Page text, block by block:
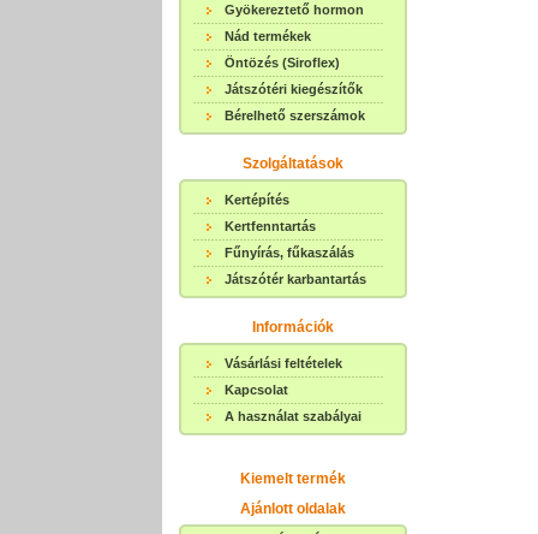
Gyökereztető hormon
Nád termékek
Öntözés (Siroflex)
Játszótéri kiegészítők
Bérelhető szerszámok
Szolgáltatások
Kertépítés
Kertfenntartás
Fűnyírás, fűkaszálás
Játszótér karbantartás
Információk
Vásárlási feltételek
Kapcsolat
A használat szabályai
Kiemelt termék
Ajánlott oldalak